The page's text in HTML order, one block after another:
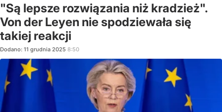
"Są lepsze rozwiązania niż kradzież".
Von der Leyen nie spodziewała się
takiej reakcji
Dodano: 11 grudnia 2025 8:50